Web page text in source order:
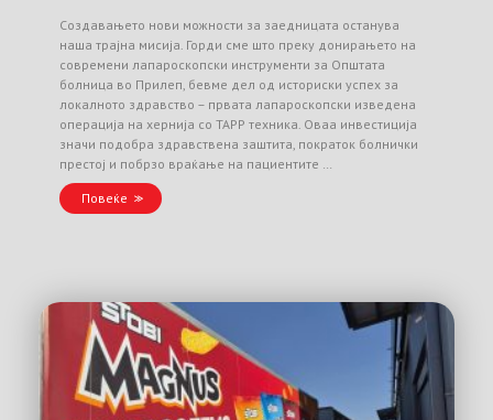
Создавањето нови можности за заедницата останува
наша трајна мисија. Горди сме што преку донирањето на
современи лапароскопски инструменти за Општата
болница во Прилеп, бевме дел од историски успех за
локалното здравство – првата лапароскопски изведена
операција на хернија со TAPP техника. Оваа инвестиција
значи подобра здравствена заштита, пократок болнички
престој и побрзо враќање на пациентите …
Повеќе